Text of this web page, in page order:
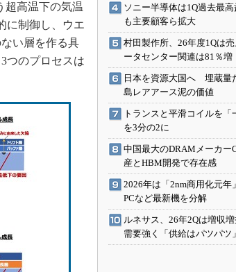
超高温下の気温
に制御し、ウエ
い層を作る具
つのプロセスは
ソニー半導体は1Q過去最
も主要顧客ら拡大
村田製作所、26年度1Qは
ータセンター関連は81％増
日本を資源大国へ 埋蔵量
島レアアース泥の価値
トランスと平滑コイルを
を3分の2に
中国最大のDRAMメーカ
産とHBM開発で存在感
2026年は「2nm商用化元年
PCなど最新機を分解
ルネサス、26年2Qは増収
需要強く「供給はパツパツ」